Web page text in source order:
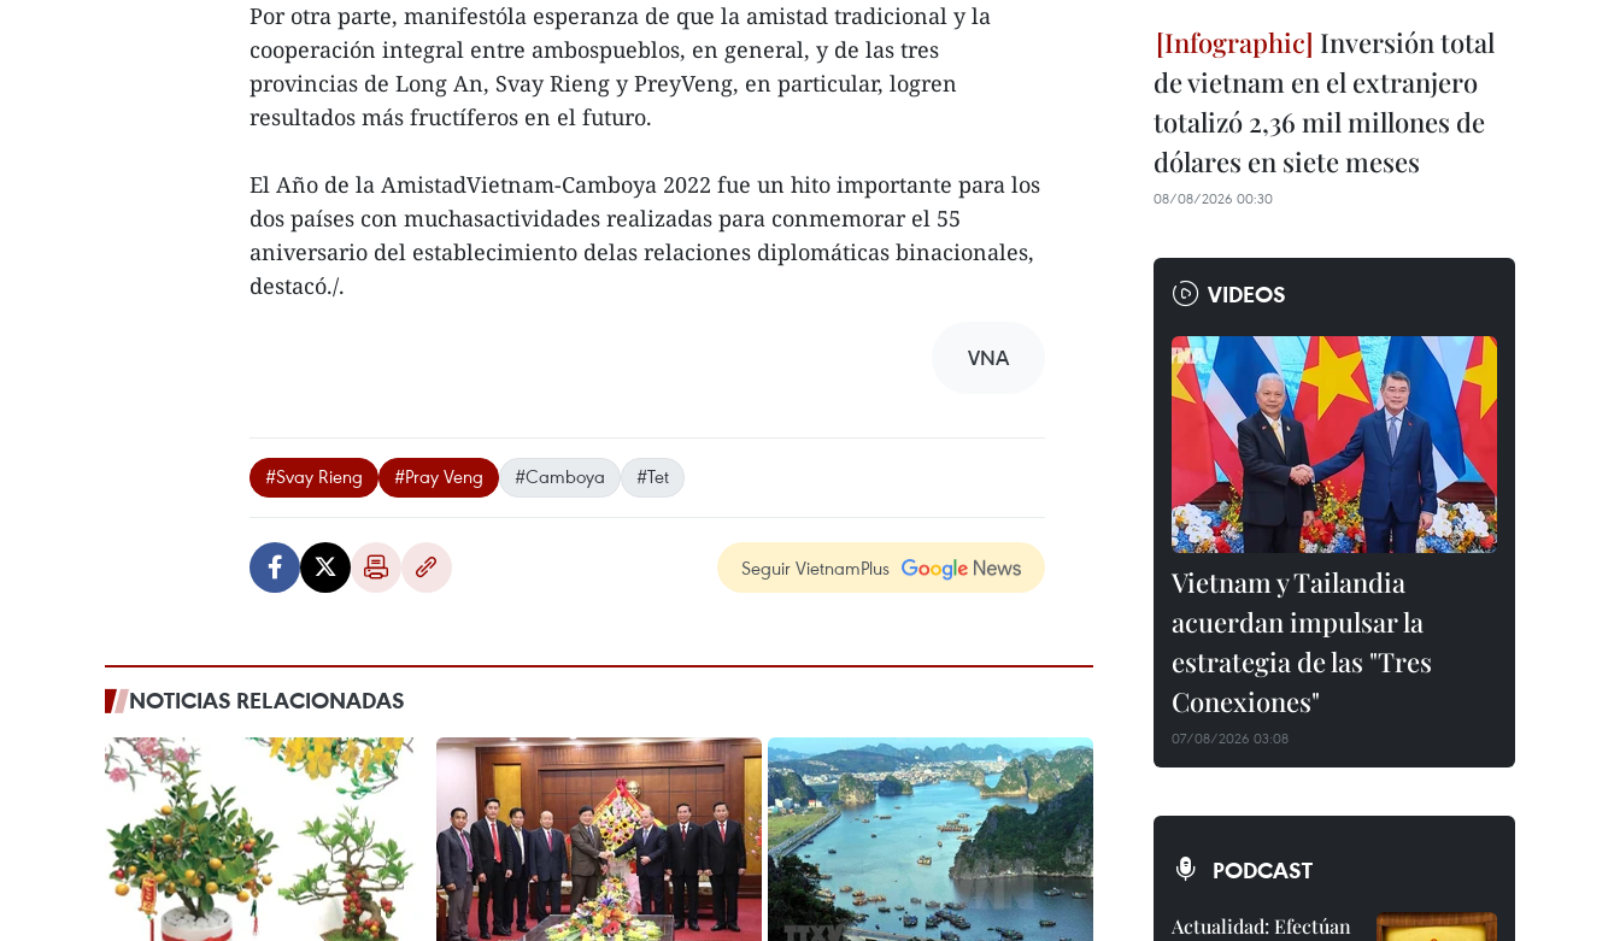
Por otra parte, manifestóla esperanza de que la amistad tradicional y la
cooperación integral entre ambospueblos, en general, y de las tres
provincias de Long An, Svay Rieng y PreyVeng, en particular, logren
resultados más fructíferos en el futuro.
El Año de la AmistadVietnam-Camboya 2022 fue un hito importante para los
dos países con muchasactividades realizadas para conmemorar el 55
aniversario del establecimiento delas relaciones diplomáticas binacionales,
destacó./.
VNA
#Svay Rieng #Pray Veng #Camboya #Tet
Seguir VietnamPlus
NOTICIAS RELACIONADAS
Inversión total
de vietnam en el extranjero
totalizó 2,36 mil millones de
dólares en siete meses
08/08/2026 00:30
VIDEOS
Vietnam y Tailandia
acuerdan impulsar la
estrategia de las "Tres
Conexiones"
07/08/2026 03:08
PODCAST
Actualidad: Efectúan